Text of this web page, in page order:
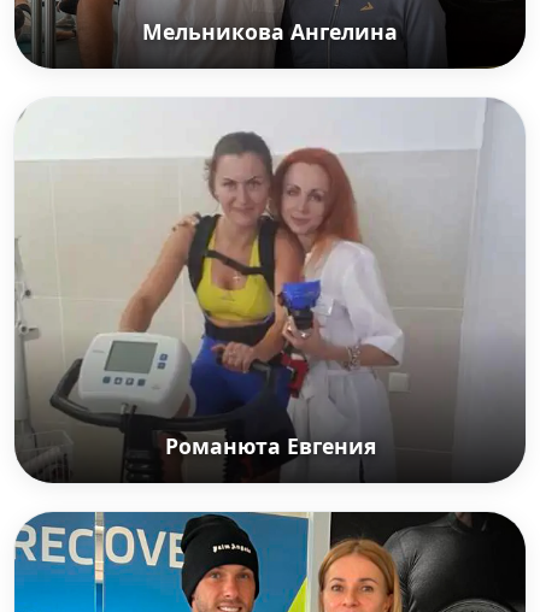
Мельникова Ангелина
Мельникова Ангелина
Российская гимнастка, олимпийская чемпионка
2020 в командном первенстве, абсолютная
чемпионка мира в личном многоборье 2021
Романюта Евгения
Романюта Евгения
Заслуженный мастер спорта, чемпионка мира,
многократная чемпионка Европы, России по